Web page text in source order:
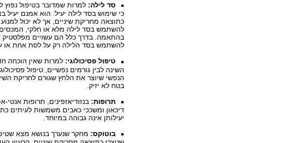
סד לילה: למרות שמדובר בטיפול נפוץ
כי שימוש בסד לילה יעיל. הוא אמנם
כתוצאה מחריקת שיניים, אך לא יכול
להשתמש בסד לילה מלא או חלקי,
בהתאמה. בדרך כלל הם עשויים מפלסטיק
להשתמש בסד הלילה רק על לסת אחת או
טיפול פסיכולוגי: למרות שאין הוכחה
השינה לבין גורמים נפשיים, טיפול
הנפשי שיוצר את הלחץ שגורם לחריקת
בטח לא יזיק.
תרופות: בנזודיאזפינים, תרופות
דיכאון ומשככי כאבים משמשות לעיתים
יעילותן אינה גבוהה במיוחד.
בוטוקס: מחקר שנערך בנושא מצא